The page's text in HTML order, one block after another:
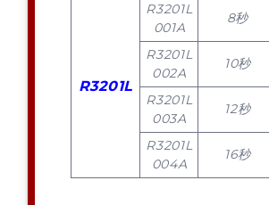
R3201L
R3201L
001A
8秒
R3201L
002A
10秒
R3201L
003A
12秒
R3201L
004A
16秒